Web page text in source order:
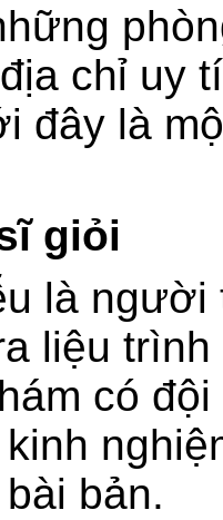
chỉ uy
đây là
giỏi
là
liệu
có
bản.